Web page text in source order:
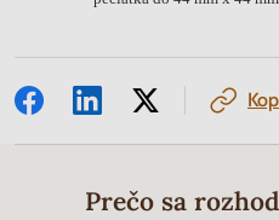
Prečo sa